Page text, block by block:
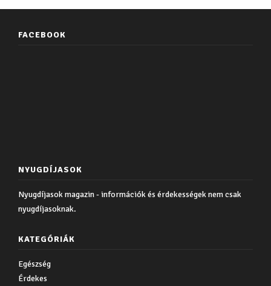
FACEBOOK
NYUGDÍJASOK
Nyugdíjasok magazin - információk és érdekességek nem csak
nyugdíjasoknak.
KATEGÓRIÁK
Egészség
Érdekes